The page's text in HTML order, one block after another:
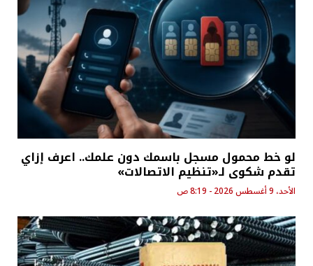
لو خط محمول مسجل باسمك دون علمك.. اعرف إزاي
تقدم شكوى لـ«تنظيم الاتصالات»
الأحد، 9 أغسطس 2026 - 8:19 ص